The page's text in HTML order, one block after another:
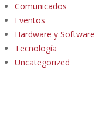
Comunicados
Eventos
Hardware y Software
Tecnología
Uncategorized